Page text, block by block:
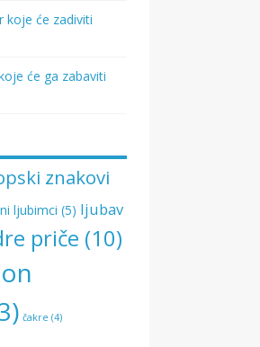
koje će zadiviti
će ga zabaviti
znakovi
ljubimci (5) ljubav
priče (10)
čakre (4)